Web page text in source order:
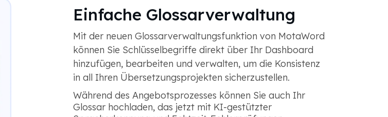
Einfache Glossarverwaltung
Mit der neuen Glossarverwaltungsfunktion von MotaWord
können Sie Schlüsselbegriffe direkt über Ihr Dashboard
hinzufügen, bearbeiten und verwalten, um die Konsistenz
in all Ihren Übersetzungsprojekten sicherzustellen.
Während des Angebotsprozesses können Sie auch Ihr
Glossar hochladen, das jetzt mit KI-gestützter